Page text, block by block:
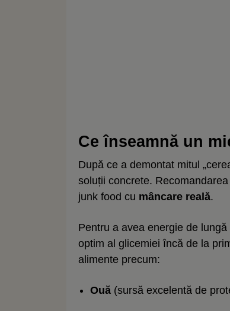
Ce înseamnă un
După ce a demontat mitul
soluții concrete.
junk food cu mâncare reală.
Pentru a avea energie de
optim al glicemiei încă de la
alimente precum:
Ouă (sursă excelentă de